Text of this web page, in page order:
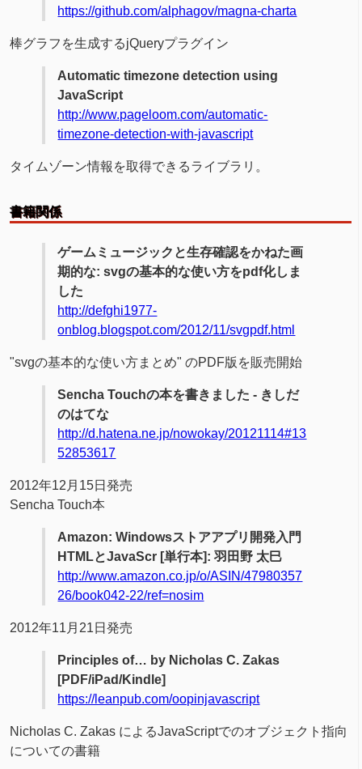
https://github.com/alphagov/magna-charta
棒グラフを生成するjQueryプラグイン
Automatic timezone detection using
JavaScript
http://www.pageloom.com/automatic-
timezone-detection-with-javascript
タイムゾーン情報を取得できるライブラリ。
書籍関係
ゲームミュージックと生存確認をかねた画
期的な: svgの基本的な使い方をpdf化しま
した
http://defghi1977-
onblog.blogspot.com/2012/11/svgpdf.html
"svgの基本的な使い方まとめ" のPDF版を販売開始
Sencha Touchの本を書きました - きしだ
のはてな
http://d.hatena.ne.jp/nowokay/20121114#13
52853617
2012年12月15日発売
Sencha Touch本
Amazon: Windowsストアアプリ開発入門
HTMLとJavaScr [単行本]: 羽田野 太巳
http://www.amazon.co.jp/o/ASIN/47980357
26/book042-22/ref=nosim
2012年11月21日発売
Principles of… by Nicholas C. Zakas
[PDF/iPad/Kindle]
https://leanpub.com/oopinjavascript
Nicholas C. Zakas によるJavaScriptでのオブジェクト指向
についての書籍